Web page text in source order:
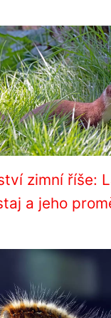
zimní říše:
a jeho